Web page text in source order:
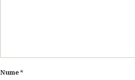
Nume*